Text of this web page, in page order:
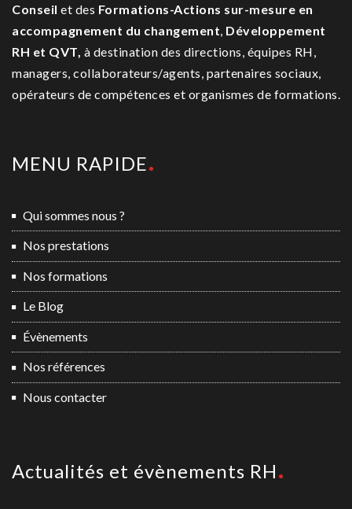
Conseil et des Formations-Actions sur-mesure en
accompagnement du changement, Développement
RH et QVT, à destination des directions, équipes RH,
managers, collaborateurs/agents, partenaires sociaux,
opérateurs de compétences et organismes de formations.
MENU RAPIDE
Qui sommes nous ?
Nos prestations
Nos formations
Le Blog
Évènements
Nos références
Nous contacter
Actualités et évènements RH